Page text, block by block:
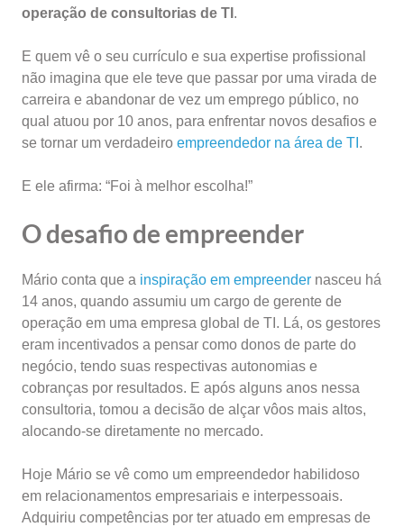
operação de consultorias de TI .
E quem vê o seu currículo e sua expertise profissional
não imagina que ele teve que passar por uma virada de
carreira e abandonar de vez um emprego público, no
qual atuou por 10 anos, para enfrentar novos desafios e
se tornar um verdadeiro empreendedor na área de TI .
E ele afirma: “Foi à melhor escolha!”
O desafio de empreender
Mário conta que a inspiração em empreender nasceu há
14 anos, quando assumiu um cargo de gerente de
operação em uma empresa global de TI. Lá, os gestores
eram incentivados a pensar como donos de parte do
negócio, tendo suas respectivas autonomias e
cobranças por resultados. E após alguns anos nessa
consultoria, tomou a decisão de alçar vôos mais altos,
alocando-se diretamente no mercado.
Hoje Mário se vê como um empreendedor habilidoso
em relacionamentos empresariais e interpessoais.
Adquiriu competências por ter atuado em empresas de